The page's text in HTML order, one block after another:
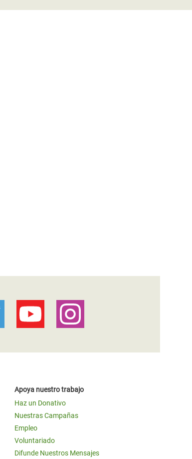
Apoya nuestro trabajo
Haz un Donativo
Nuestras Campañas
Empleo
Voluntariado
Difunde Nuestros Mensajes